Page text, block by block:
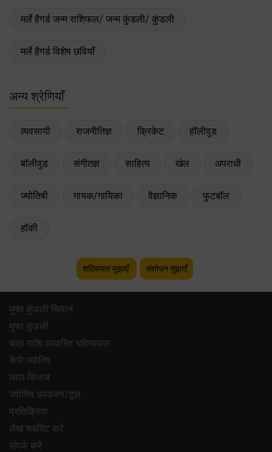
मर्ले हैगर्ड जन्म राशिफल/ जन्म कुंडली/ कुंडली
मर्ले हैगर्ड विशेष छवियाँ
अन्य श्रेणियाँ
व्यवसायी राजनीतिज्ञ क्रिकेट हॉलीवुड
बॉलीवुड संगीतज्ञ साहित्य खेल अपराधी
ज्योतिषी गायक/गायिका वैज्ञानिक फुटबॉल
हॉकी
शख़्सियत सुझाएँ संशोधन सुझाएँ
मुफ्त कुंडली मिलान
मुफ्त कुंडली
चंद्र राशि आधारित भविष्यफल
केपी ज्योतिष
लाल किताब
ज्योतिष उपकरण/टूल
प्रतिक्रिया
लेख सबमिट करे
संपर्क करे